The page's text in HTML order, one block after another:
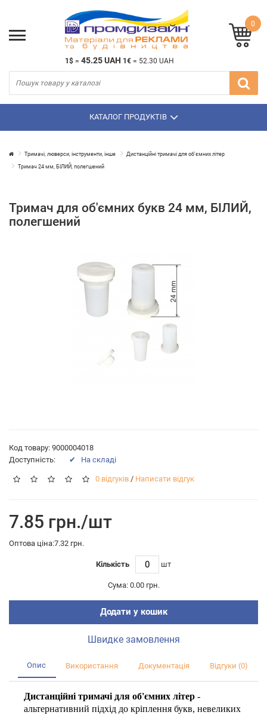
1$ = 45.25 UAH 1€ = 52.30 UAH
0
КАТАЛОГ ПРОДУКТІВ
Тримачі, люверси, інструменти, інше Дистанційні тримачі для об'ємних літер
Тримач 24 мм, БІЛИЙ, полегшений
Тримач для об'ємних букв 24 мм, БІЛИЙ,
полегшений
Код товару: 9000004018
Доступність:
✔ На складі
0 відгуків / Написати відгук
7.85 грн./шт
Оптова ціна:7.32 грн.
Кількість шт
Сума: 0.00 грн.
Додати у кошик
Швидке замовлення
Опис Використання Документація Відгуки (0)
Дистанційні тримачі для об'ємних літер -
альтернативний підхід до кріплення букв, невеликих